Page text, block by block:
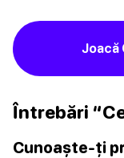
Joacă
Întrebări
Cunoaște-ți